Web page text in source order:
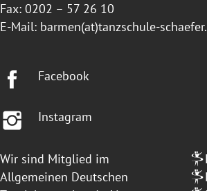
Fax: 0202 – 57 26 10
E-Mail: barmen(at)tanzschule-
Facebook
Instagram
Wir sind Mitglied im
Allgemeinen Deutschen